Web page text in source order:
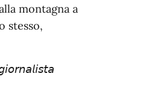
montagna a
stesso,